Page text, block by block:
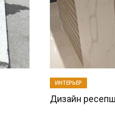
ИНТЕРЬЕР
Дизайн